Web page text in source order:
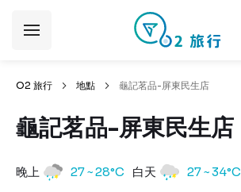
O2 旅行 地點 龜記茗品-屏東民生店
龜記茗品-屏東民生店
晚上 27 ~ 28°C 白天 27 ~ 34°C